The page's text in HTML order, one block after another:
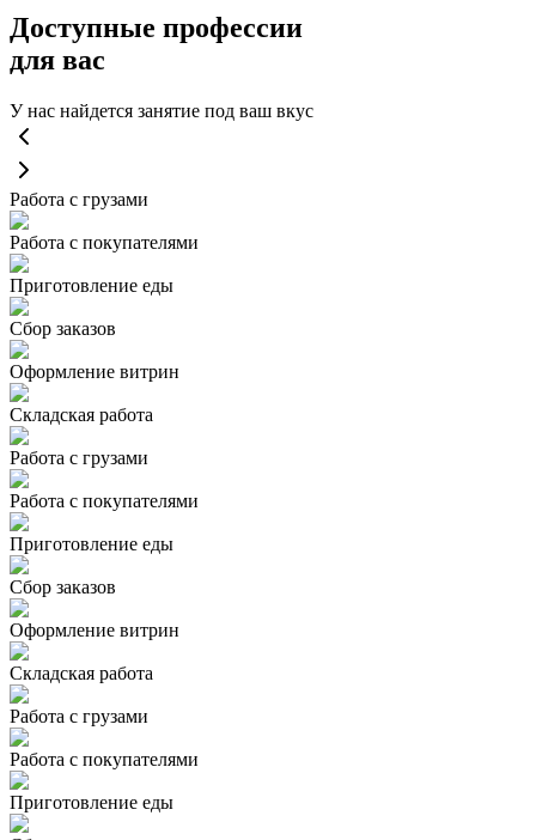
Доступные профессии
для вас
У нас найдется занятие под ваш вкус
Работа с грузами
Работа с покупателями
Приготовление еды
Сбор заказов
Оформление витрин
Складская работа
Работа с грузами
Работа с покупателями
Приготовление еды
Сбор заказов
Оформление витрин
Складская работа
Работа с грузами
Работа с покупателями
Приготовление еды